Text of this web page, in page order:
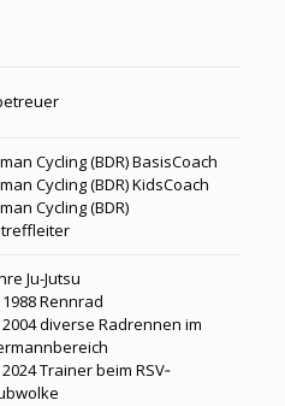
Cycling (BDR) BasisCoach
Cycling (BDR) KidsCoach
Cycling (BDR)
Ju-Jutsu
Rennrad
diverse Radrennen im
Trainer beim RSV‐